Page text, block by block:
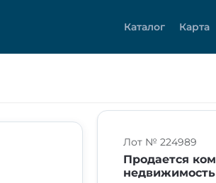
Каталог Карта
Лот № 224989
Продается
недвижимость